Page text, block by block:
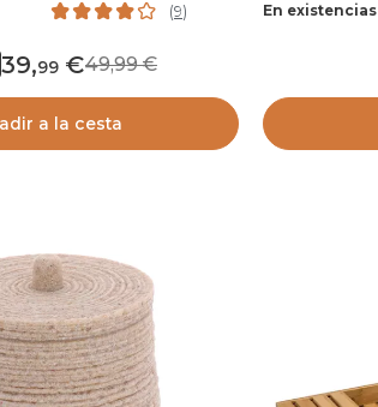
(9)
39,99 49,99
a la cesta
En existencias